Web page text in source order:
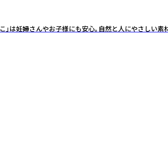
は妊婦さんやお子様にも安心。自然と人にやさしい素